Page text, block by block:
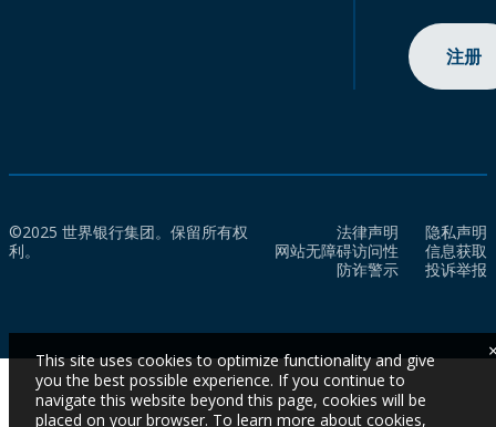
注册
©2025 世界银行集团。保留所有权
利。
法律声明
隐私声明
网站无障碍访问性
信息获取
防诈警示
投诉举报
This site uses cookies to optimize functionality and give
you the best possible experience. If you continue to
navigate this website beyond this page, cookies will be
placed on your browser. To learn more about cookies,